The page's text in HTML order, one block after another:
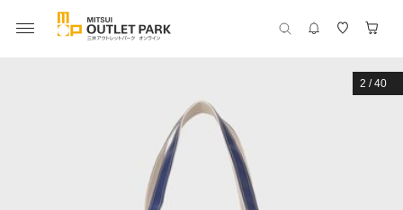
2 /40